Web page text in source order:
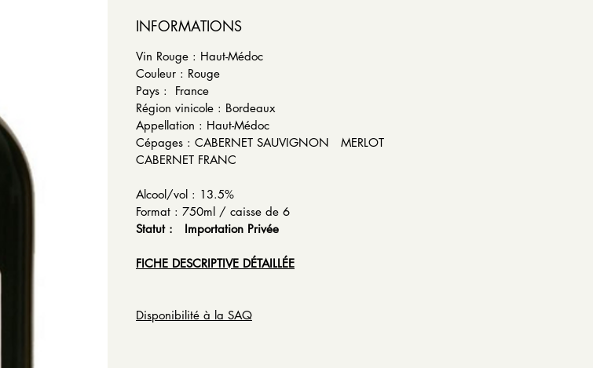
INFORMATIONS
Vin Rouge : Haut-Médoc
Couleur : Rouge
Pays : France
Région vinicole : Bordeaux
Appellation : Haut-Médoc
Cépages : CABERNET SAUVIGNON MERLOT
CABERNET FRANC
Alcool/vol : 13.5%
Format : 750ml / caisse de 6
Statut : Importation Privée
FICHE DESCRIPTIVE DÉTAILLÉE
Disponibilité à la SAQ